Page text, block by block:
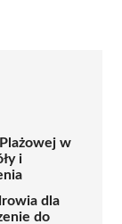
w
i
dla
do